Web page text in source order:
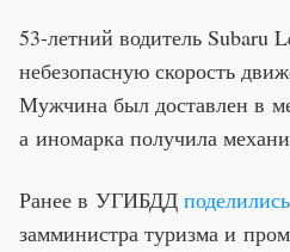
53-летний водитель Subaru
небезопасную скорость
Мужчина был доставлен в
а иномарка получила
Ранее в УГИБДД поделились
замминистра туризма и